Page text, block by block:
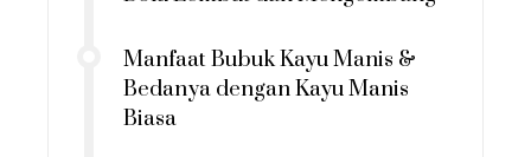
Manfaat Bubuk Kayu Manis &
Bedanya dengan Kayu Manis
Biasa